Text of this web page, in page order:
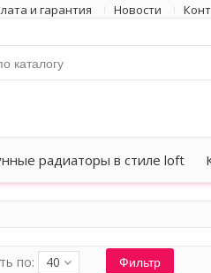
и гарантия Новости
радиаторы в стиле loft
по: 40 Фильтр